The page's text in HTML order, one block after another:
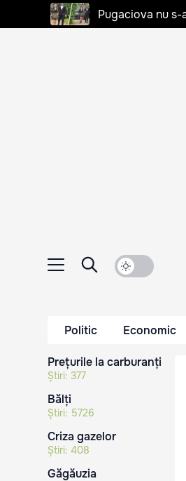
Pugaciova nu
Politic Economic
Prețurile la carburanți
Știri: 377
Bălți
Știri: 5726
Criza gazelor
Știri: 408
Găgăuzia